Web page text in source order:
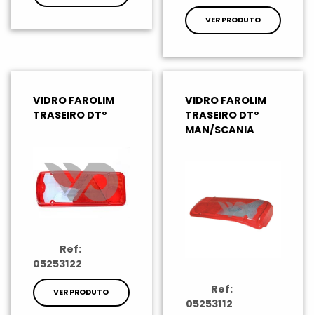
VER PRODUTO
VIDRO FAROLIM
TRASEIRO DTº
Ref:
05253122
VER PRODUTO
VIDRO FAROLIM
TRASEIRO DTº
MAN/SCANIA
Ref:
05253112